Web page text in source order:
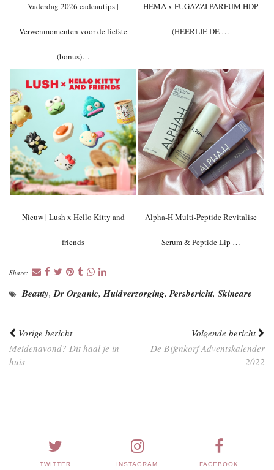
Vaderdag 2026 cadeautips |
Verwenmomenten voor de liefste
(bonus)…
HEMA x FUGAZZI PARFUM HDP
(HEERLIE DE …
Nieuw | Lush x Hello Kitty and
friends
Alpha-H Multi-Peptide Revitalise
Serum & Peptide Lip …
Share:
Beauty,Dr Organic,Huidverzorging,Persbericht, Skincare
Vorige bericht
Meidenavond? Dit haal je in
huis
Volgende bericht
De Bijenkorf Adventskalender
2022
TWITTER INSTAGRAM FACEBOOK